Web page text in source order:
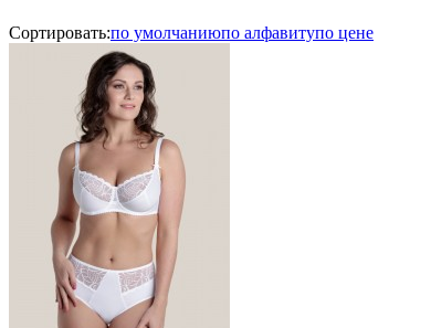
Сортировать:по умолчаниюпо алфавитупо цене